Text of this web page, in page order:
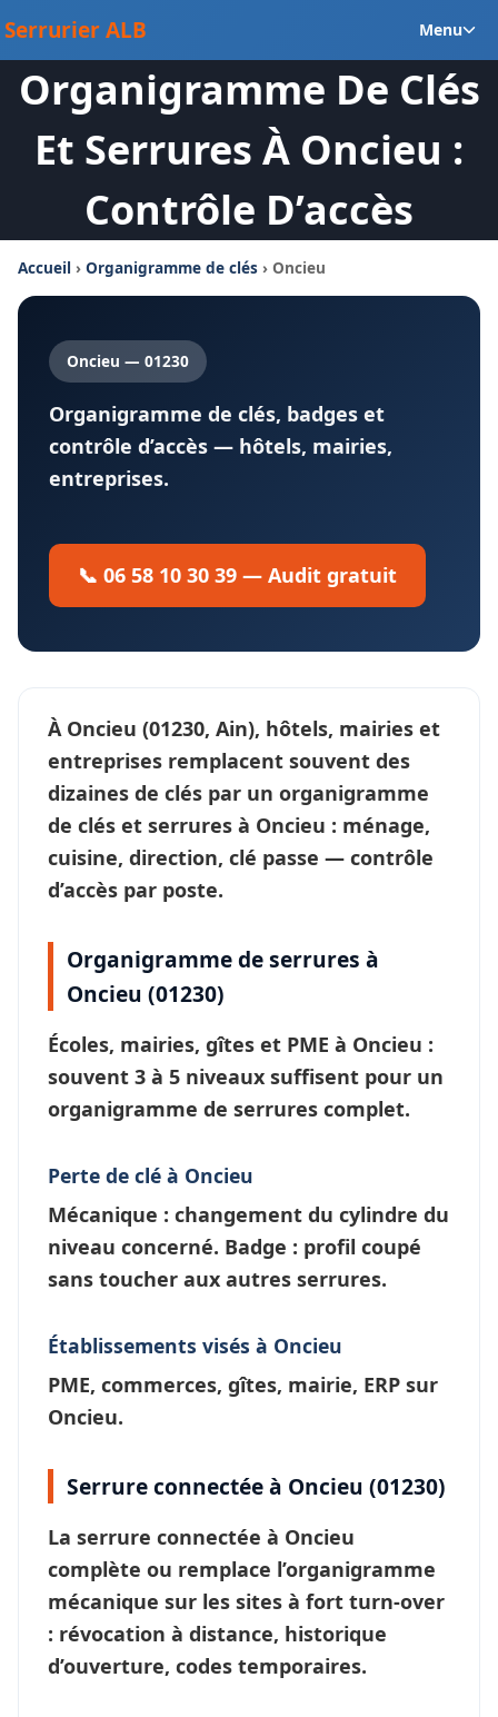
au
contenu
Serrurier ALB Menu
Organigramme De Clés
Et Serrures À Oncieu :
Contrôle D’accès
Accueil › Organigramme de clés › Oncieu
Oncieu — 01230
Organigramme de clés, badges et
contrôle d’accès — hôtels, mairies,
entreprises.
📞 06 58 10 30 39 — Audit gratuit
À Oncieu (01230, Ain), hôtels, mairies et
entreprises remplacent souvent des
dizaines de clés par un organigramme
de clés et serrures à Oncieu : ménage,
cuisine, direction, clé passe — contrôle
d’accès par poste.
Organigramme de serrures à
Oncieu (01230)
Écoles, mairies, gîtes et PME à Oncieu :
souvent 3 à 5 niveaux suffisent pour un
organigramme de serrures complet.
Perte de clé à Oncieu
Mécanique : changement du cylindre du
niveau concerné. Badge : profil coupé
sans toucher aux autres serrures.
Établissements visés à Oncieu
PME, commerces, gîtes, mairie, ERP sur
Oncieu.
Serrure connectée à Oncieu (01230)
La serrure connectée à Oncieu
complète ou remplace l’organigramme
mécanique sur les sites à fort turn-over
: révocation à distance, historique
d’ouverture, codes temporaires.